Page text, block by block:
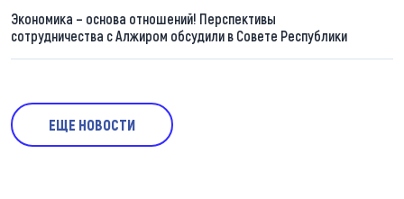
Экономика – основа отношений! Перспективы
сотрудничества с Алжиром обсудили в Совете Республики
ЕЩЕ НОВОСТИ